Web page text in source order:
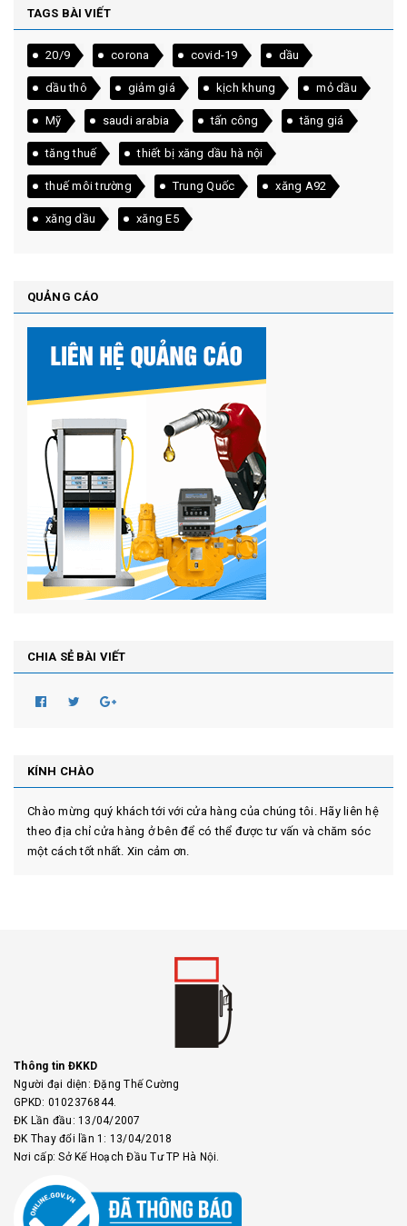
TAGS BÀI VIẾT
20/9 corona covid-19 dầu
dầu thô giảm giá kịch khung mỏ dầu
Mỹ saudi arabia tấn công tăng giá
tăng thuế thiết bị xăng dầu hà nội
thuế môi trường Trung Quốc xăng A92
xăng dầu xăng E5
QUẢNG CÁO
CHIA SẺ BÀI VIẾT
KÍNH CHÀO
Chào mừng quý khách tới với cửa hàng của chúng tôi. Hãy liên hệ
theo địa chỉ cửa hàng ở bên để có thể được tư vấn và chăm sóc
một cách tốt nhất. Xin cảm ơn.
Thông tin ĐKKD
Người đại diện: Đặng Thế Cường
GPKD: 0102376844.
ĐK Lần đầu: 13/04/2007
ĐK Thay đổi lần 1: 13/04/2018
Nơi cấp: Sở Kế Hoạch Đầu Tư TP Hà Nội.